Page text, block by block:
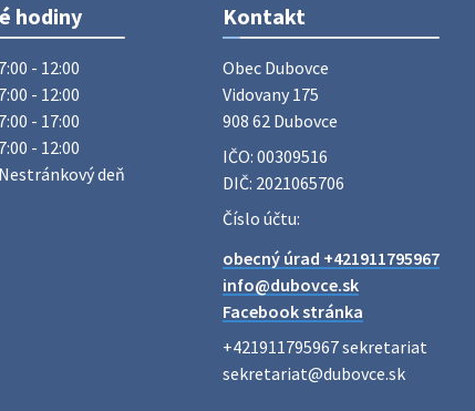
Oznámenie o uložení zásielky -
Juraj Sloboda
Na úradnej tabuli je nová výveska.
https://dubovce.sk?p=16556
28. júla 2026 10:49
stredu 29. júla 2026 sa v našej obci
uskutoční zber železa. Pracovníci
Obecného úradu budú od 8.00 hod.
hodiny
7:00 - 12:00
7:00 - 12:00
7:00 - 17:00
7:00 - 12:00
Nestránkový deň
Kontakt
Obec Dubovce
Vidovany 175
908 62 Dubovce
IČO: 00309516
DIČ: 2021065706
Číslo účtu:
obecný úrad +421911795967
info@dubovce.sk
Facebook stránka
+421911795967 sekretariat
sekretariat@dubovce.sk